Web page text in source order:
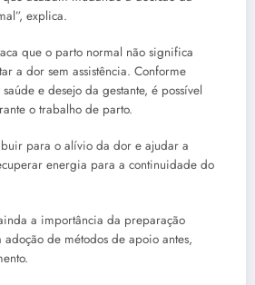
explica.
que o parto normal não significa
a dor sem assistência. Conforme
e desejo da gestante, é possível
o trabalho de parto.
para o alívio da dor e ajudar a
energia para a continuidade do
a importância da preparação
de métodos de apoio antes,